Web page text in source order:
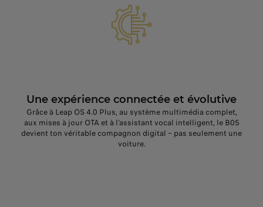
Une expérience connectée et évolutive
Grâce à Leap OS 4.0 Plus, au système multimédia complet,
aux mises à jour OTA et à l’assistant vocal intelligent, le B05
devient ton véritable compagnon digital – pas seulement une
voiture.